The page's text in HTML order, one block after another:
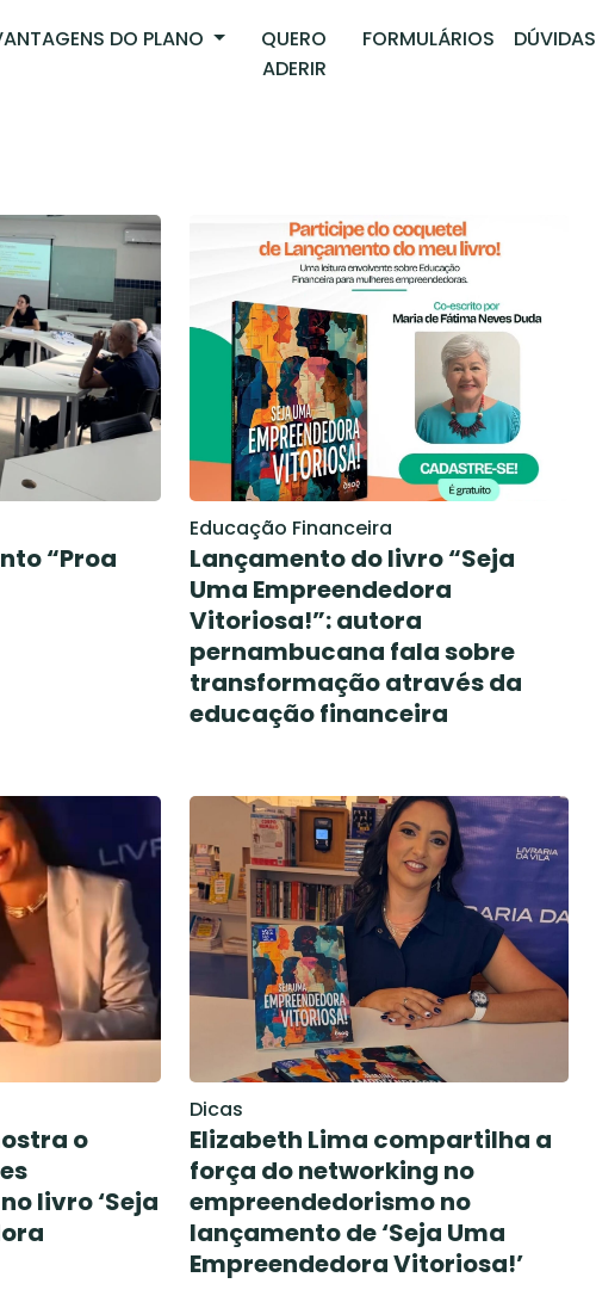
DO PLANO
QUERO
ADERIR
FORMULÁRIOS DÚVIDAS
“Proa
Educação Financeira
Lançamento do livro “Seja
Uma Empreendedora
Vitoriosa!”: autora
pernambucana fala sobre
transformação através da
educação financeira
o
livro ‘Seja
Dicas
Elizabeth Lima compartilha a
força do networking no
empreendedorismo no
lançamento de ‘Seja Uma
Empreendedora Vitoriosa!’